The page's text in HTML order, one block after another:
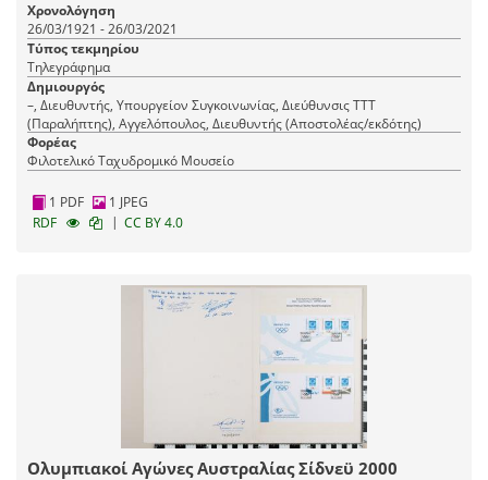
Χρονολόγηση
26/03/1921 - 26/03/2021
Τύπος τεκμηρίου
Τηλεγράφημα
Δημιουργός
–, Διευθυντής, Υπουργείον Συγκοινωνίας, Διεύθυνσις ΤΤΤ
(Παραλήπτης), Αγγελόπουλος, Διευθυντής (Αποστολέας/εκδότης)
Φορέας
Φιλοτελικό Ταχυδρομικό Μουσείο
1 PDF
1 JPEG
RDF
| CC BY 4.0
Ολυμπιακοί Αγώνες Αυστραλίας Σίδνεϋ 2000